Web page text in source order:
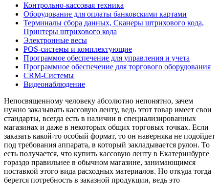
Контрольно-кассовая техника
Оборудование для оплаты банковскими картами
Терминалы сбора данных, Сканеры штрихового кода,
Принтеры штрихового кода
Электронные весы
POS-системы и комплектующие
Программое обеспечение для управления и учета
Программное обеспечение для торгового оборудования
CRM-Системы
Видеонаблюдение
Непосвященному человеку абсолютно непонятно, зачем
нужно заказывать кассовую ленту, ведь этот товар имеет свои
стандарты, всегда есть в наличии в специализированных
магазинах и даже в некоторых общих торговых точках. Если
заказать какой-то особый формат, то он наверняка не подойдет
под требования аппарата, в который закладывается рулон. То
есть получается, что купить кассовую ленту в Екатеринбурге
гораздо правильнее в обычном магазине, занимающимся
поставкой этого вида расходных материалов. Но откуда тогда
берется потребность в заказной продукции, ведь это